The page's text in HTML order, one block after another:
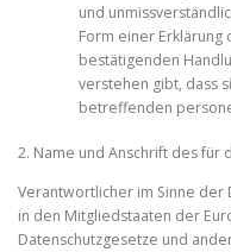
und
Form einer
bestätigenden
verstehen gibt, dass
betreffenden
2. Name und Anschrift des für
Verantwortlicher im Sinne der
in den Mitgliedstaaten der
Datenschutzgesetze und